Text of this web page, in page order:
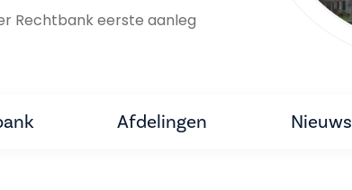
Rechtbank eerste aanleg
Afdelingen Nieuws